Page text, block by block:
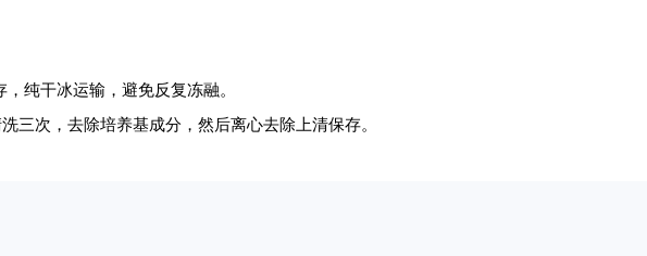
纯干冰运输，避免反复冻融。
三次，去除培养基成分，然后离心去除上清保存。